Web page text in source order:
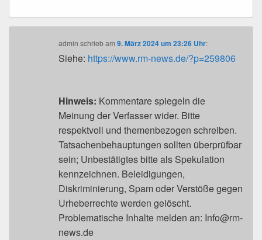
admin schriebam9. März 2024 um 23:26 Uhr:
Siehe: https://www.rm-news.de/?p=259806
Hinweis: Kommentare spiegeln die
Meinung der Verfasser wider. Bitte
respektvoll und themenbezogen schreiben.
Tatsachenbehauptungen sollten überprüfbar
sein; Unbestätigtes bitte als Spekulation
kennzeichnen. Beleidigungen,
Diskriminierung, Spam oder Verstöße gegen
Urheberrechte werden gelöscht.
Problematische Inhalte melden an: Info@rm-
news.de